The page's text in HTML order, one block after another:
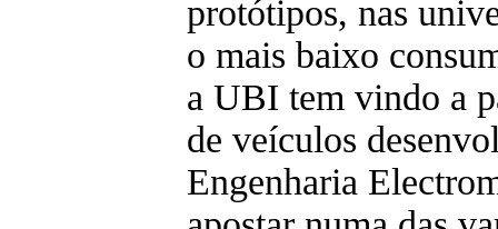
protótipos, nas
o mais baixo
a UBI tem vindo a
de veículos
Engenharia